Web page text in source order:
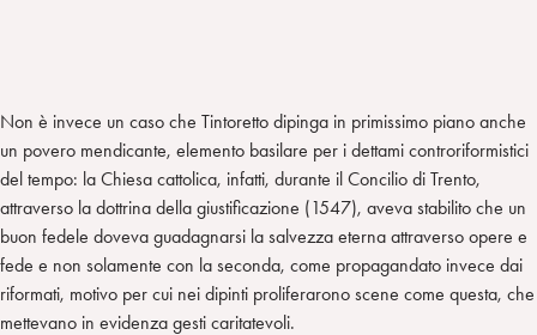
Non è invece un caso che Tintoretto dipinga in primissimo piano anche
un povero mendicante, elemento basilare per i dettami controriformistici
del tempo: la Chiesa cattolica, infatti, durante il Concilio di Trento,
attraverso la dottrina della giustificazione (1547), aveva stabilito che un
buon fedele doveva guadagnarsi la salvezza eterna attraverso opere e
fede e non solamente con la seconda, come propagandato invece dai
riformati, motivo per cui nei dipinti proliferarono scene come questa, che
mettevano in evidenza gesti caritatevoli.